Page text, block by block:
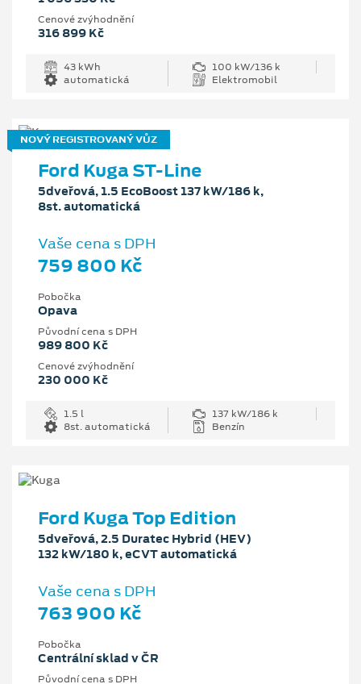
Cenové zvýhodnění
316 899 Kč
43 kWh
100 kW/136 k
automatická
Elektromobil
NOVÝ REGISTROVANÝ VŮZ
Ford Kuga ST-Line
5dveřová, 1.5 EcoBoost 137 kW/186 k,
8st. automatická
Vaše cena s DPH
759 800 Kč
Pobočka
Opava
Původní cena s DPH
989 800 Kč
Cenové zvýhodnění
230 000 Kč
1.5 l
137 kW/186 k
8st. automatická
Benzín
Ford Kuga Top Edition
5dveřová, 2.5 Duratec Hybrid (HEV)
132 kW/180 k, eCVT automatická
Vaše cena s DPH
763 900 Kč
Pobočka
Centrální sklad v ČR
Původní cena s DPH